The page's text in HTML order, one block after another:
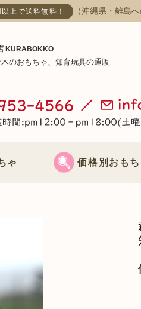
上で送料無料！ （沖縄県・離島
KURABOKKO
のおもちゃ、知育玩具の通販
ゃ 価格別おもち
3000円～5000円まで
5000円～10000円まで
ゃ